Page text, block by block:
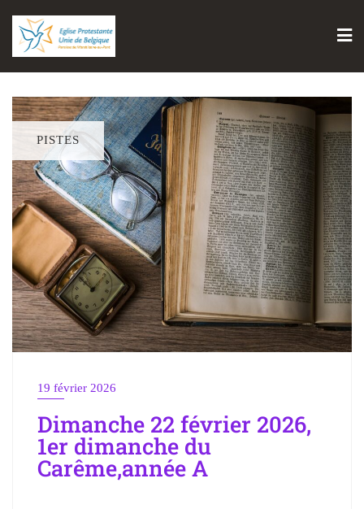
PISTES
19 février 2026
Dimanche 22 février 2026,
1er dimanche du
Carême,année A